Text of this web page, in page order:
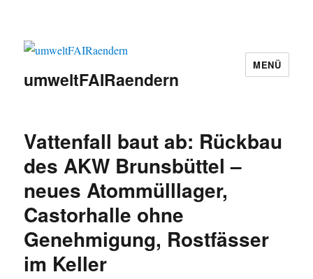
umweltFAIRaendern
MENÜ
Vattenfall baut ab: Rückbau
des AKW Brunsbüttel –
neues Atommülllager,
Castorhalle ohne
Genehmigung, Rostfässer
im Keller